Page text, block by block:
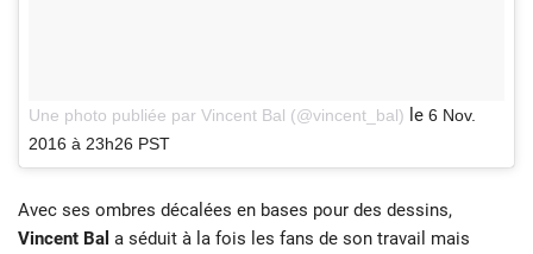
Une photo publiée par Vincent Bal (@vincent_bal) le 6 Nov.
2016 à 23h26 PST
Avec ses ombres décalées en bases pour des dessins,
Vincent Bal a séduit à la fois les fans de son travail mais